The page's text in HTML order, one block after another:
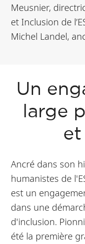
Meusnier,
et Inclusion de
Michel Landel,
Un
large
et
Ancré dans son
humanistes de
est un
dans une
d'inclusion.
été la première